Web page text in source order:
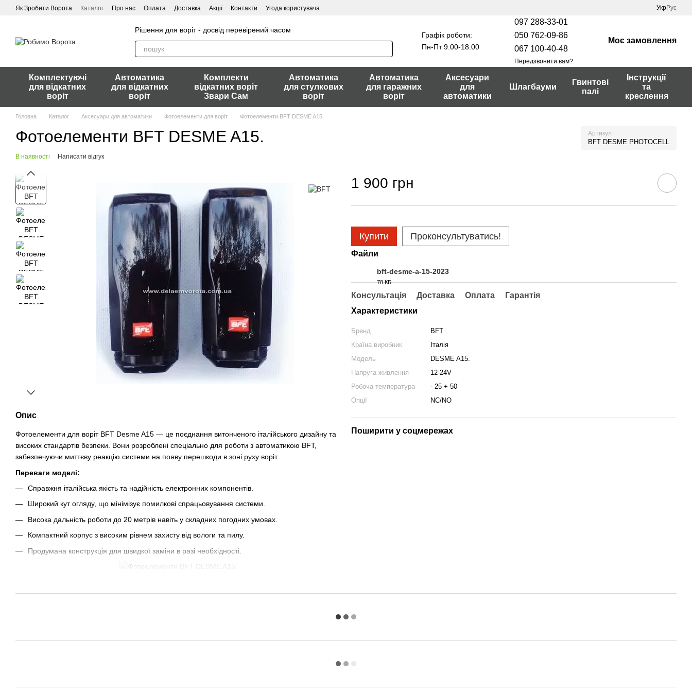
Перейти до основного контенту
Як Зробити Ворота Каталог Про нас Оплата Доставка Акції Контакти Угода користувача УкрРус
Рішення для воріт - досвід перевірений часом
Графік роботи:
Пн-Пт 9.00-18.00
097 288-33-01
050 762-09-86
067 100-40-48
Передзвонити вам?
Моє замовлення
Комплектуючі
для відкатних
воріт
Автоматика
для відкатних
воріт
Комплекти
відкатних воріт
Звари Сам
Автоматика
для стулкових
воріт
Автоматика
для гаражних
воріт
Аксесуари
для
автоматики
Шлагбауми
Гвинтові
палі
Інструкції
та
креслення
Головна Каталог Аксесуари для автоматики Фотоелементи для воріт Фотоелементи BFT DESME A15.
Фотоелементи BFT DESME A15. Артикул
BFT DESME PHOTOCELL
В наявності Написати відгук
Опис
Фотоелементи для воріт BFT Desme A15 — це поєднання витонченого італійського дизайну та
високих стандартів безпеки. Вони розроблені спеціально для роботи з автоматикою BFT,
забезпечуючи миттєву реакцію системи на появу перешкоди в зоні руху воріт.
Переваги моделі:
Справжня італійська якість та надійність електронних компонентів.
Широкий кут огляду, що мінімізує помилкові спрацьовування системи.
Висока дальність роботи до 20 метрів навіть у складних погодних умовах.
Компактний корпус з високим рівнем захисту від вологи та пилу.
Продумана конструкція для швидкої заміни в разі необхідності.
1 900 грн
Купити Проконсультуватись!
Файли
bft-desme-a-15-2023
78 КБ
Консультація Доставка Оплата
Гарантія
Характеристики
Бренд
BFT
Країна виробник
Італія
Модель
DESME A15.
Напруга живлення
12-24V
Робоча температура
- 25 + 50
Опції
NC/NO
Поширити у соцмережах